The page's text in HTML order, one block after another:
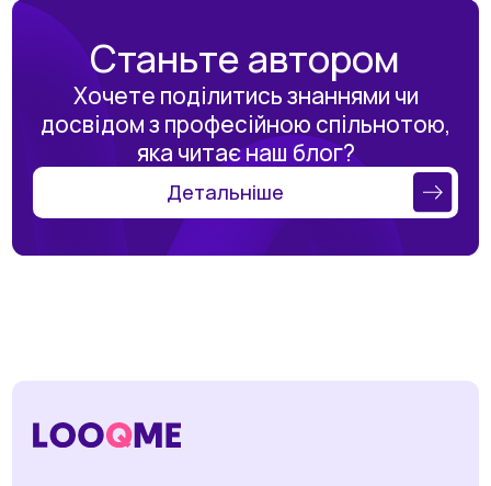
Станьте автором
Хочете поділитись знаннями чи
досвідом з професійною спільнотою,
яка читає наш блог?
Детальніше